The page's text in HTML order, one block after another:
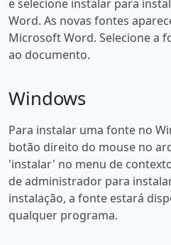
e selecione instalar para
Word. As novas fontes
Microsoft Word. Selecione a
ao documento.
Windows
Para instalar uma fonte no
botão direito do mouse no
'instalar' no menu de
de administrador para
instalação, a fonte estará
qualquer programa.